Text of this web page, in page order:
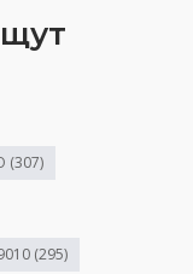
(307)
(295)